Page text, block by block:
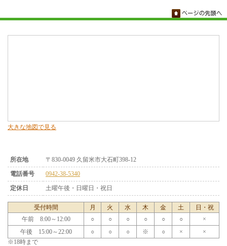
大きな地図で見る
所在地
〒830-0049 久留米市大石町398-12
電話番号
0942-38-5340
定休日
土曜午後・日曜日・祝日
受付時間 月 火 水 木 金 土
日・祝
午前 8:00～12:00
○ ○ ○ ○ ○ ○
×
午後 15:00～22:00
○ ○ ○ ※ ○ ×
×
※18時まで